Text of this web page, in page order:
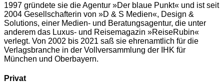
1997 gründete sie die Agentur »Der blaue Punkt« und ist seit
2004 Gesellschafterin von »D & S Medien«, Design &
Solutions, einer Medien- und Beratungsagentur, die unter
anderem das Luxus- und Reisemagazin »ReiseRubin«
verlegt. Von 2002 bis 2021 saß sie ehrenamtlich für die
Verlagsbranche in der Vollversammlung der IHK für
München und Oberbayern.
Privat